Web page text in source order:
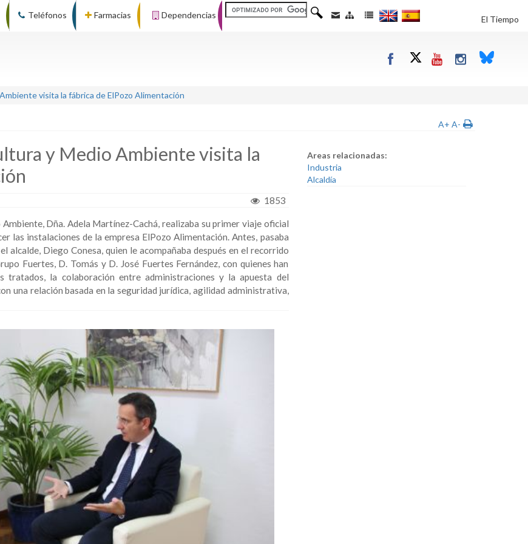
Teléfonos Farmacias Dependencias El Tiempo
visita la fábrica de ElPozo Alimentación
A+ A-
y Medio Ambiente visita la
1853
Dña. Adela Martínez-Cachá, realizaba su primer viaje oficial
las instalaciones de la empresa ElPozo Alimentación. Antes, pasaba
alcalde, Diego Conesa, quien le acompañaba después en el recorrido
Fuertes, D. Tomás y D. José Fuertes Fernández, con quienes han
tratados, la colaboración entre administraciones y la apuesta del
una relación basada en la seguridad jurídica, agilidad administrativa,
Areas relacionadas:
Industria
Alcaldía